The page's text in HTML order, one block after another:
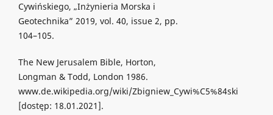
Cywińskiego, „Inżynieria Morska i
Geotechnika” 2019, vol. 40, issue 2, pp.
104–105.
The New Jerusalem Bible, Horton,
Longman & Todd, London 1986.
www.de.wikipedia.org/wiki/Zbigniew_Cywi%C5%84ski
[dostęp: 18.01.2021].